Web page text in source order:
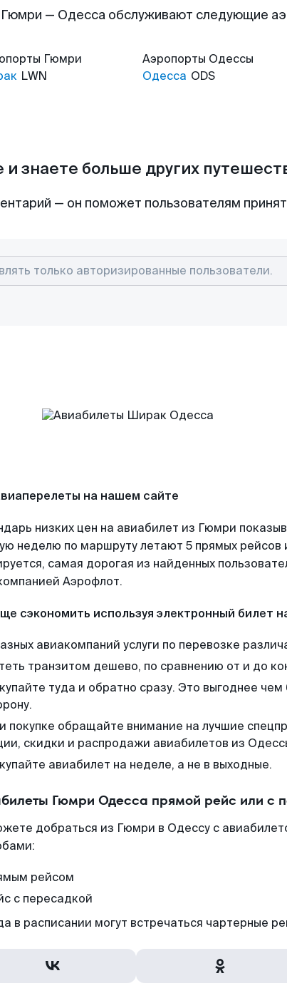
— Одесса обслуживают следующие
Гюмри
LWN
Аэропорты Одессы
Одесса ODS
и знаете больше других
— он поможет пользователям
на нашем сайте
низких цен на авиабилет из Гюмри
неделю по маршруту летают 5 прямых рейсов
самая дорогая из найденных
Аэрофлот.
сэкономить используя электронный билет
авиакомпаний услуги по перевозке
транзитом дешево, по сравнению от и до
туда и обратно сразу. Это выгоднее
покупке обращайте внимание на лучшие
скидки и распродажи авиабилетов из
авиабилет на неделе, а не в выходные.
Гюмри Одесса прямой рейс или с
добраться из Гюмри в Одессу с
рейсом
с пересадкой
в расписании могут встречаться чартерные